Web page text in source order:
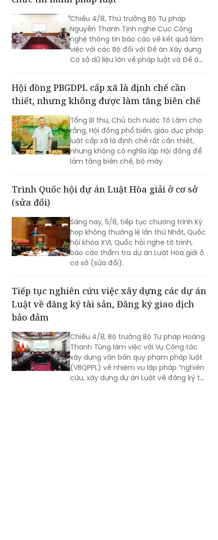
gia tăng cho công tác quản lý nhà
nước.
Chiều 4/8, Thứ trưởng Bộ Tư pháp
Nguyễn Thanh Tịnh nghe Cục Công
nghệ thông tin báo cáo về kết quả làm
việc với các Bộ đối với Đề án Xây dựng
Cơ sở dữ liệu lớn về pháp luật và Đề án
trình Thủ tướng Chính phủ.
Hội đồng PBGDPL cấp xã là định chế cần
thiết, nhưng không được làm tăng biên chế
Tổng Bí thư, Chủ tịch nước Tô Lâm cho
rằng, Hội đồng phổ biến, giáo dục pháp
luật cấp xã là định chế rất cần thiết,
nhưng không có nghĩa lập Hội đồng để
làm tăng biên chế, bộ máy.
Trình Quốc hội dự án Luật Hòa giải ở cơ sở
(sửa đổi)
Sáng nay, 5/8, tiếp tục chương trình Kỳ
họp không thường lệ lần thứ Nhất, Quốc
hội khóa XVI, Quốc hội nghe tờ trình,
báo cáo thẩm tra dự án Luật Hòa giải ở
cơ sở (sửa đổi).
Tiếp tục nghiên cứu việc xây dựng các dự án
Luật về đăng ký tài sản, Đăng ký giao dịch
bảo đảm
Chiều 4/8, Bộ trưởng Bộ Tư pháp Hoàng
Thanh Tùng làm việc với Vụ Công tác
xây dựng văn bản quy phạm pháp luật
(VBQPPL) về nhiệm vụ lập pháp “nghiên
cứu, xây dựng dự án Luật về đăng ký tài